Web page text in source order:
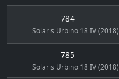
784
Solaris Urbino 18 IV (2018)
785
Solaris Urbino 18 IV (2018)